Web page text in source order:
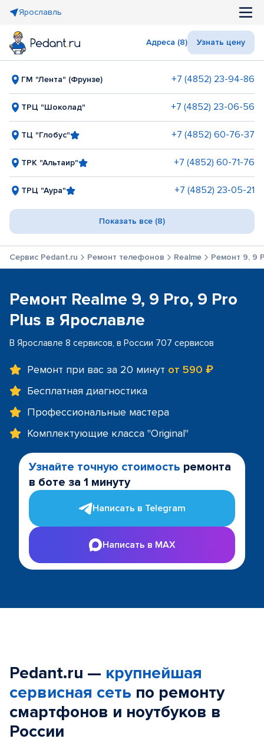
Ярославль
Адреса (8) Узнать цену
ГМ "Лента" (Фрунзе) +7 (4852) 23-94-86
ТРЦ "Шоколад" +7 (4852) 23-06-56
ТЦ "Глобус" +7 (4852) 60-76-37
ТРК "Альтаир" +7 (4852) 60-71-76
ТРЦ "Аура" +7 (4852) 23-05-21
Показать все (8)
Сервис Pedant.ru Ремонт телефонов Realme Ремонт 9, 9
Ремонт Realme 9, 9 Pro, 9 Pro
Plus в Ярославле
В Ярославле 8 сервисов, в России 707 сервисов
Ремонт при вас за 20 минут от 590 ₽
Бесплатная диагностика
Профессиональные мастера
Комплектующие класса "Original"
Узнайте точную стоимость ремонта
в боте за 1 минуту
Написать в Telegram
Написать в MAX
Pedant.ru — крупнейшая
сервисная сеть по ремонту
смартфонов и ноутбуков в
России